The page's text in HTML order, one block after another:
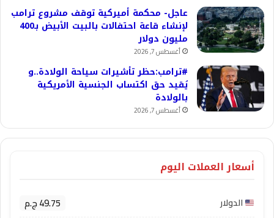
عاجل- محكمة أميركية توقف مشروع ترامب
لإنشاء قاعة احتفالات بالبيت الأبيض بـ400
مليون دولار
أغسطس 7, 2026
#ترامب:حظر تأشيرات سياحة الولادة..و
يُقيد حق اكتساب الجنسية الأمريكية
بالولادة
أغسطس 7, 2026
أسعار العملات اليوم
الدولار 49.75 ج.م